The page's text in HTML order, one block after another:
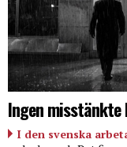
Ingen
I den svenska